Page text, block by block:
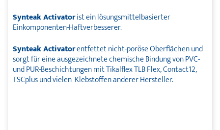
Synteak Activatorist ein lösungsmittelbasierter
Einkomponenten-Haftverbesserer.
Synteak Activatorentfettet nicht-poröse Oberflächen und
sorgt für eine ausgezeichnete chemische Bindung von PVC-
und PUR-Beschichtungen mit Tikalflex TLB Flex, Contact12,
TSCplus und vielen Klebstoffen anderer Hersteller.